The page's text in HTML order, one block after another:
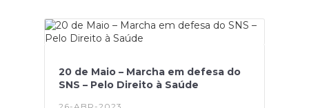
20 de Maio – Marcha em defesa do
SNS – Pelo Direito à Saúde